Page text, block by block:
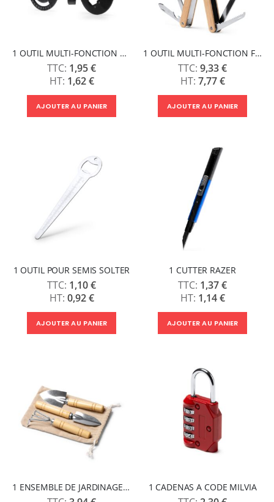
1 OUTIL MULTI-FONCTION NIBALI
1,95 €
1,62 €
AJOUTER AU PANIER
1 OUTIL MULTI-FONCTION FELOS
9,33 €
7,77 €
AJOUTER AU PANIER
1 OUTIL POUR SEMIS SOLTER
1,10 €
0,92 €
AJOUTER AU PANIER
1 CUTTER RAZER
1,37 €
1,14 €
AJOUTER AU PANIER
1 ENSEMBLE DE JARDINAGE CROCUS 1 CADENAS A CODE MILVIA